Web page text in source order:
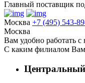
Главный поставщик
Москва +7 (495) 543-
Москва
Вам удобно работать
С каким филиалом Вам